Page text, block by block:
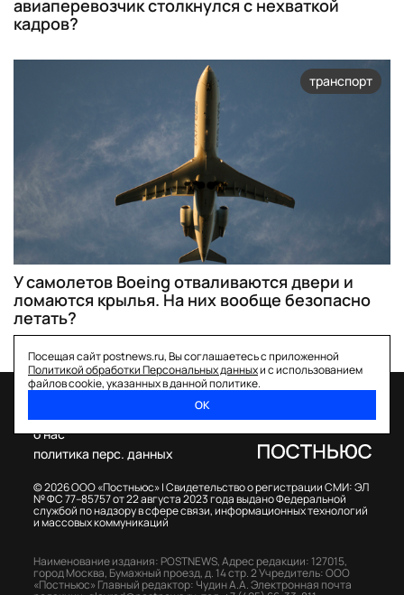
авиаперевозчик столкнулся с нехваткой
кадров?
транспорт
У самолетов Boeing отваливаются двери и
ломаются крылья. На них вообще безопасно
летать?
Посещая сайт postnews.ru, Вы соглашаетесь с приложенной
Политикой обработки Персональных данныхи с использованием
файлов cookie, указанных в данной политике.
ОК
© 2026 ООО «Постньюс» |Свидетельство о регистрации СМИ: ЭЛ
№ ФС 77–85757 от 22 августа 2023 года выдано Федеральной
службой по надзору в сфере связи, информационных технологий
и массовых коммуникаций
о нас
политика перс. данных
Наименование издания: POSTNEWS,Адрес редакции: 127015,
город Москва, Бумажный проезд, д. 14 стр. 2Учредитель: ООО
«Постньюс» Главный редактор: Чудин А.А.Электронная почта